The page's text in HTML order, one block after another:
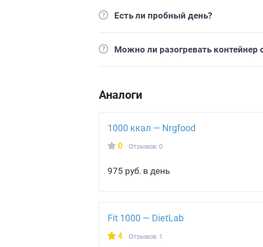
Есть ли пробный день?
Можно ли разогревать контейнер
Аналоги
1000 ккал — Nrgfood
0 Отзывов: 0
975 руб. в день
Fit 1000 — DietLab
4 Отзывов: 1